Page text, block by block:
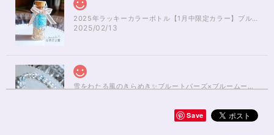
2025年ラッキーカラーボトル【1月中限定カラー】ブルーアパタイト×ルチルクォーツさざれ石
2025/02/13
雪をわたる風のきらめき✨ブルートパーズ×ブルームーンストーンブレスレット17cm
Save